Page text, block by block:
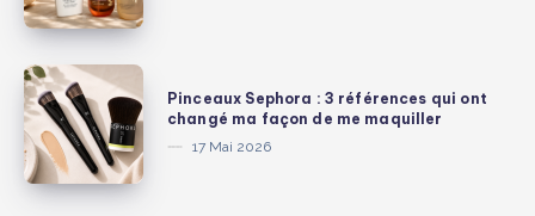
beauté,
mode
et
lifestyle
que
j’ai
vraiment
pour
sentir
bon
tout
l’été
Pinceaux
Sephora
:
3
références
Pinceaux Sephora : 3 références qui ont
changé ma façon de me maquiller
17 Mai 2026